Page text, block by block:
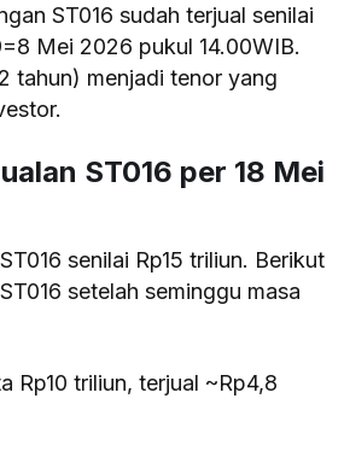
ST016 sudah terjual senilai
Mei 2026 pukul 14.00WIB.
tahun) menjadi tenor yang
ST016 per 18 Mei
senilai Rp15 triliun. Berikut
setelah seminggu masa
Rp10 triliun, terjual ~Rp4,8